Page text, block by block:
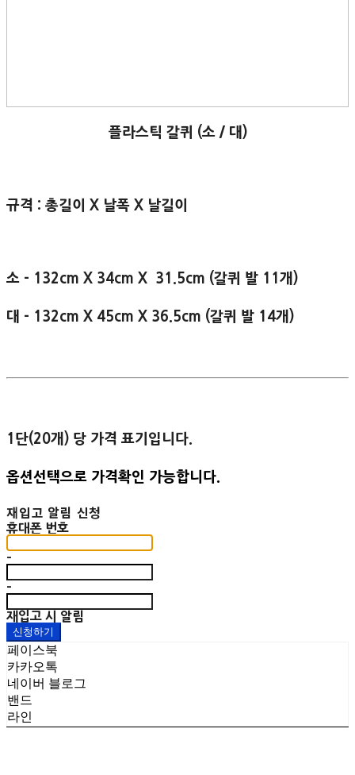
플라스틱 갈퀴 (소 / 대)
규격 : 총길이 X 날폭 X 날길이
소 - 132cm X 34cm X 31.5cm (갈퀴 발 11개)
대 - 132cm X 45cm X 36.5cm (갈퀴 발 14개)
1단(20개) 당 가격 표기입니다.
옵션선택으로 가격확인 가능합니다.
재입고 알림 신청
휴대폰 번호
-
-
재입고 시 알림
신청하기
페이스북
카카오톡
네이버 블로그
밴드
라인